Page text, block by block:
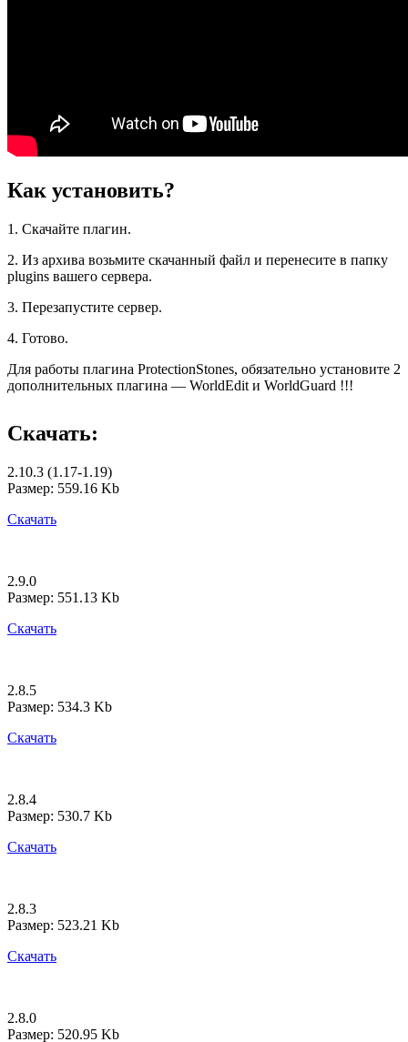
Как установить?
1. Скачайте плагин.
2. Из архива возьмите скачанный файл и перенесите в папку
plugins вашего сервера.
3. Перезапустите сервер.
4. Готово.
Для работы плагина ProtectionStones, обязательно установите 2
дополнительных плагина — WorldEdit и WorldGuard !!!
Скачать:
2.10.3 (1.17-1.19)
Размер: 559.16 Kb
Скачать
2.9.0
Размер: 551.13 Kb
Скачать
2.8.5
Размер: 534.3 Kb
Скачать
2.8.4
Размер: 530.7 Kb
Скачать
2.8.3
Размер: 523.21 Kb
Скачать
2.8.0
Размер: 520.95 Kb